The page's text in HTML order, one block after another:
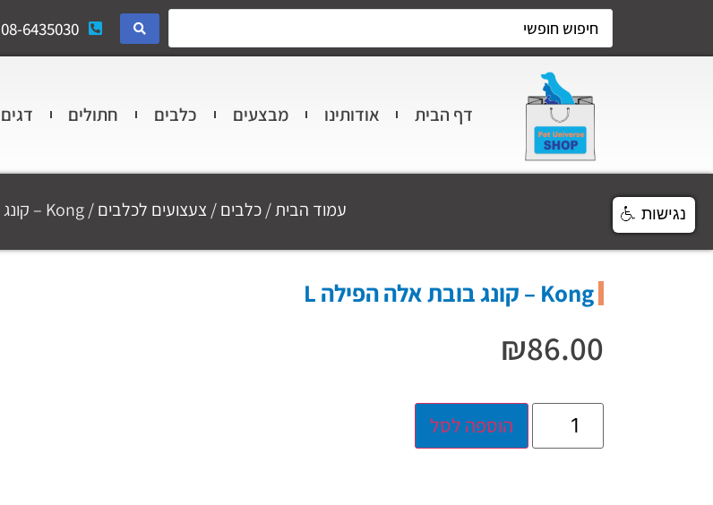
08-6435030
דף הבית אודותינו מבצעים כלבים חתולים דגים
עמוד הבית/כלבים/ צעצועים לכלבים/ Kong – קונג בובת אלה הפילה L
Kong – קונג בובת אלה הפילה L
₪86.00
הוספה לסל
נגישות